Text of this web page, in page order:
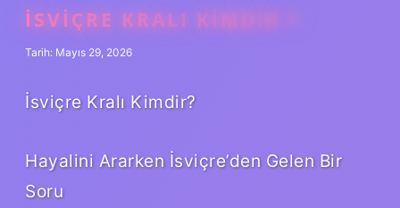
İSVIÇRE KRALI KIMDIR ?
Tarih: Mayıs 29, 2026
İsviçre Kralı Kimdir?
Hayalini Ararken İsviçre’den Gelen Bir
Soru